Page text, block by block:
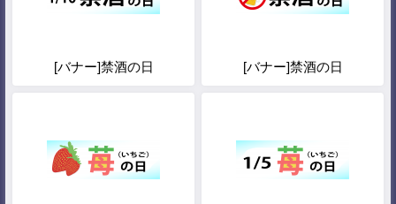
[バナー]禁酒の日 [バナー]禁酒の日